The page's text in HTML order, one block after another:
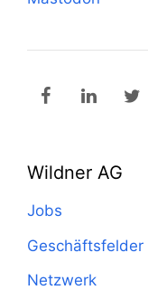
Wildner AG
Jobs
Geschäftsfelder
Netzwerk